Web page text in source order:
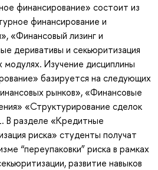
финансирование» состоит из
финансирование и
«Финансовый лизинг и
деривативы и секьюритизация
модулях. Изучение дисциплины
базируется на следующих
рынков», «Финансовые
«Структурирование сделок
В разделе «Кредитные
риска» студенты получат
“переупаковки” риска в рамках
развитие навыков